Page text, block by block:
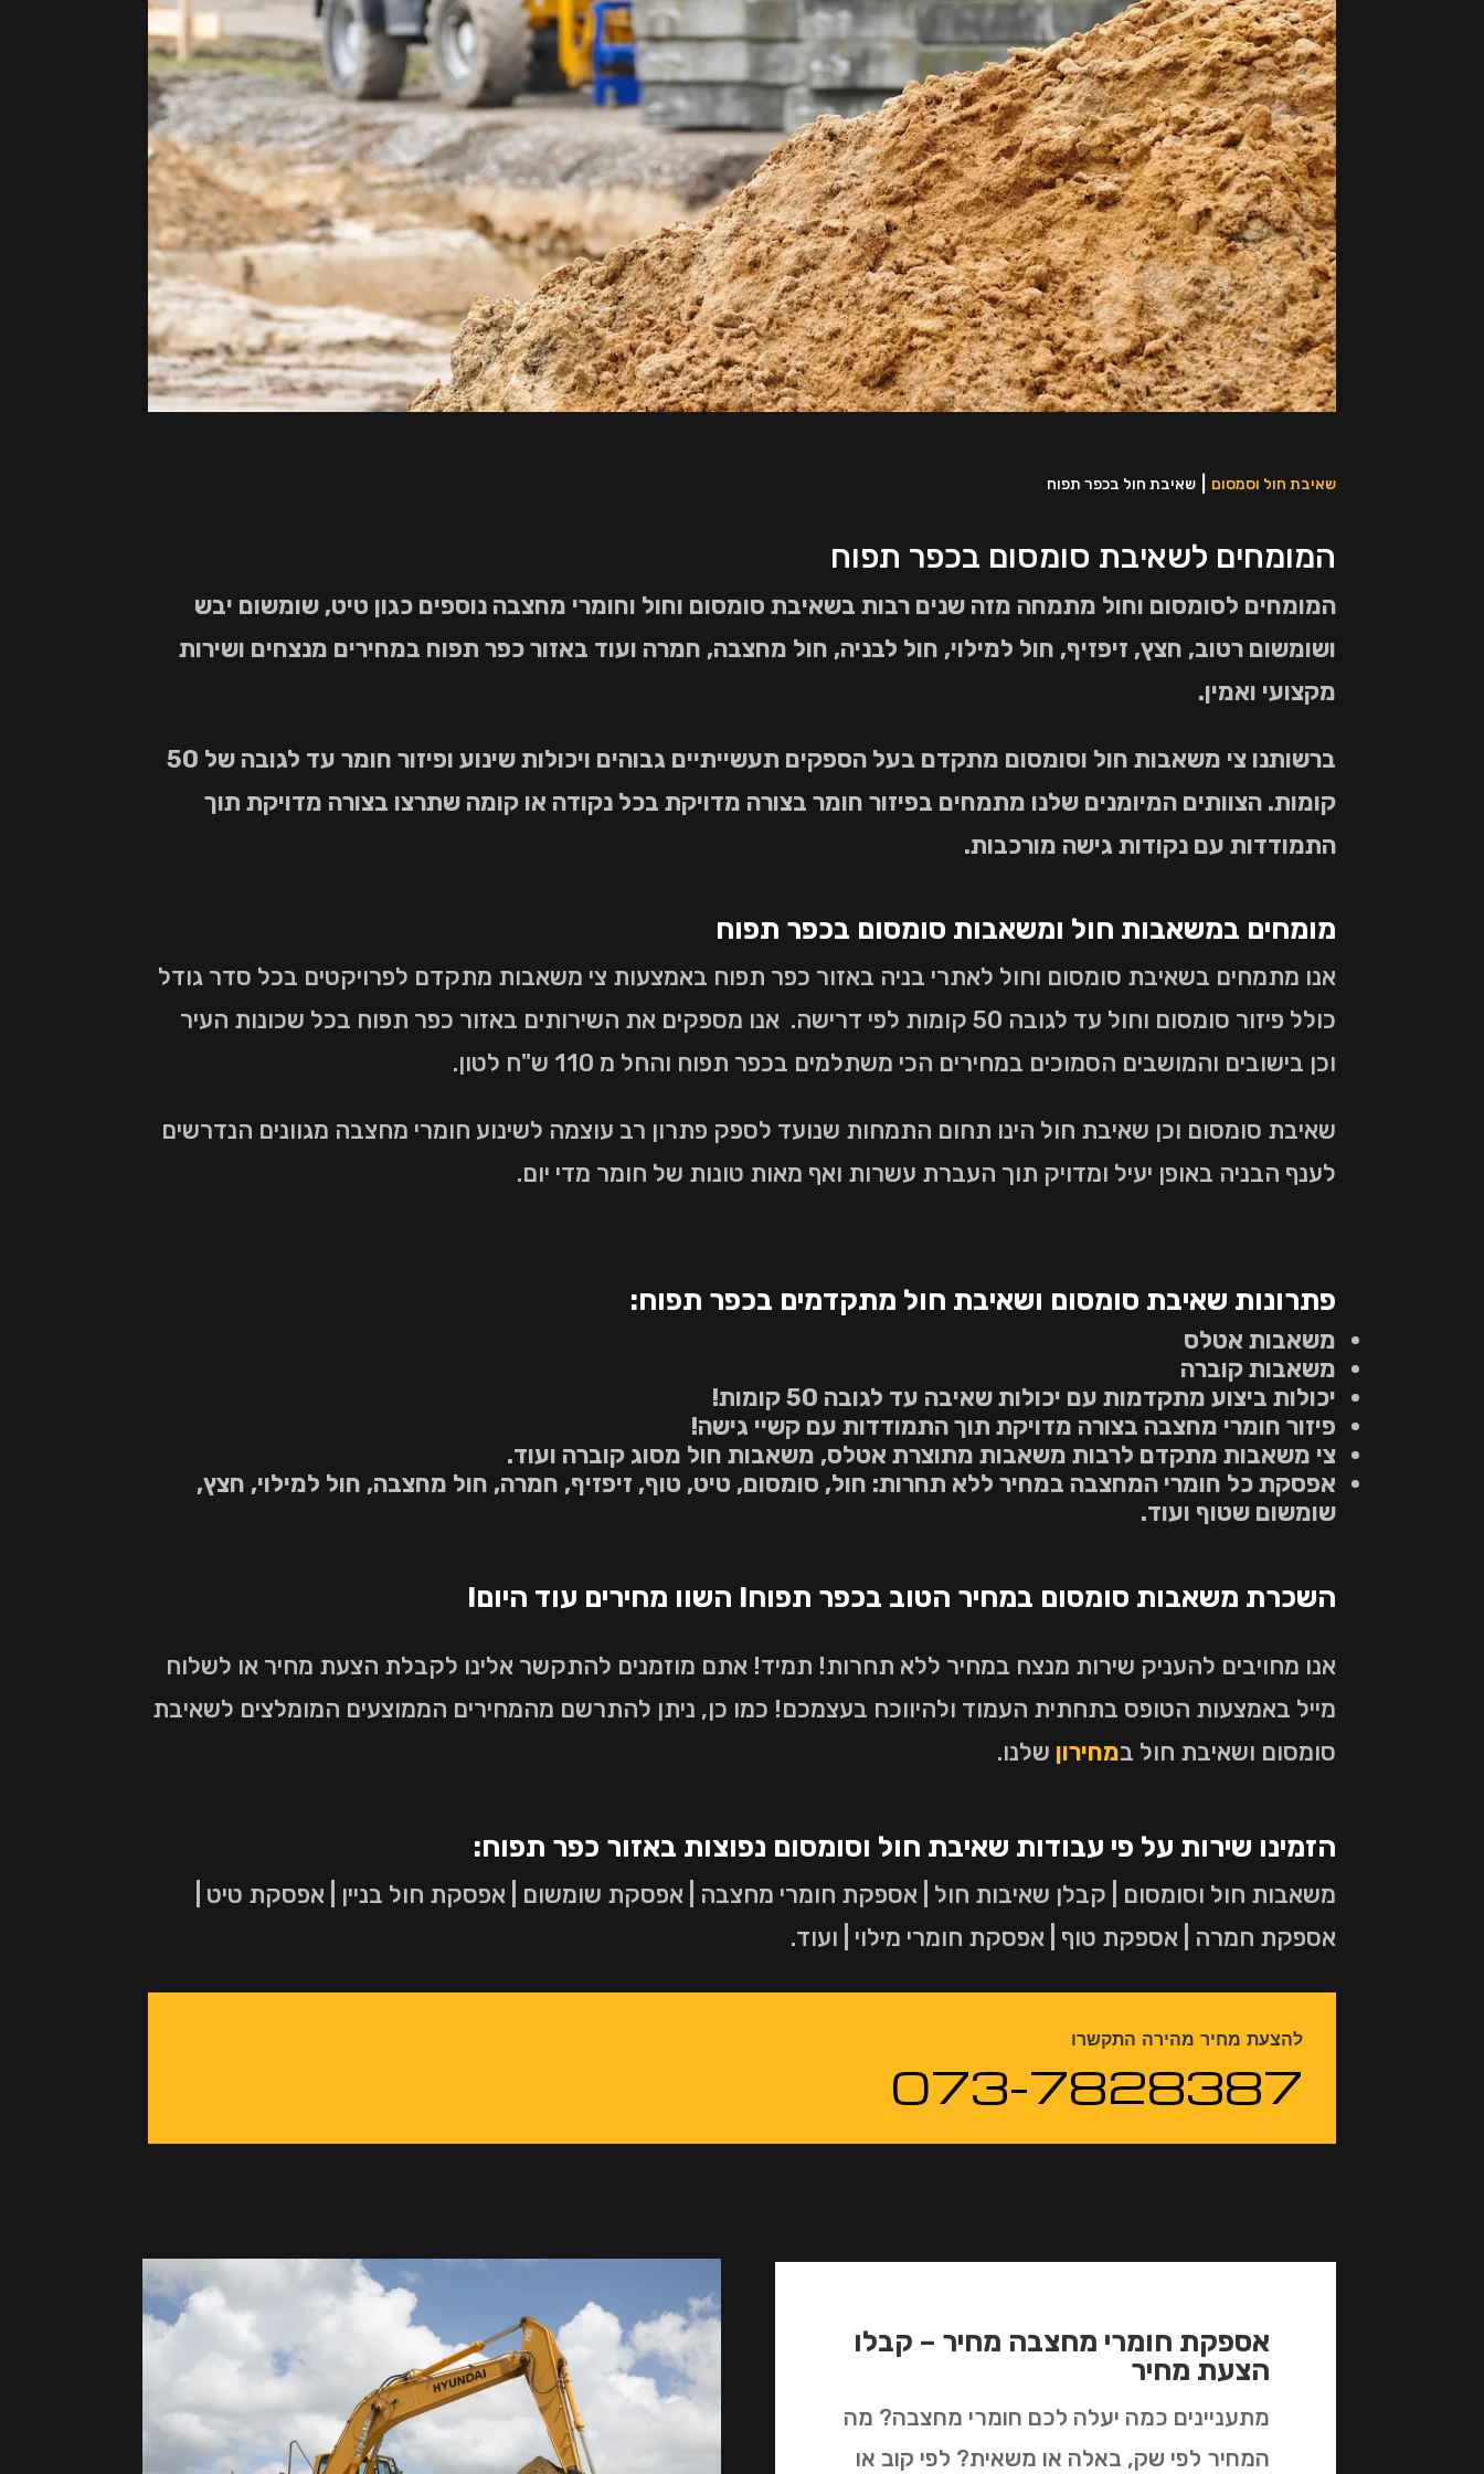
שאיבת חול וסמסום שאיבת חול בכפר תפוח
המומחים לשאיבת סומסום בכפר תפוח
המומחים לסומסום וחול מתמחה מזה שנים רבות בשאיבת סומסום וחול וחומרי מחצבה נוספים כגון טיט, שומשום יבש
ושומשום רטוב, חצץ, זיפזיף, חול למילוי, חול לבניה, חול מחצבה, חמרה ועוד באזור כפר תפוח במחירים מנצחים ושירות
מקצועי ואמין.
ברשותנו צי משאבות חול וסומסום מתקדם בעל הספקים תעשייתיים גבוהים ויכולות שינוע ופיזור חומר עד לגובה של 50
קומות. הצוותים המיומנים שלנו מתמחים בפיזור חומר בצורה מדויקת בכל נקודה או קומה שתרצו בצורה מדויקת תוך
התמודדות עם נקודות גישה מורכבות.
מומחים במשאבות חול ומשאבות סומסום בכפר תפוח
אנו מתמחים בשאיבת סומסום וחול לאתרי בניה באזור כפר תפוח באמצעות צי משאבות מתקדם לפרויקטים בכל סדר גודל
כולל פיזור סומסום וחול עד לגובה 50 קומות לפי דרישה. אנו מספקים את השירותים באזור כפר תפוח בכל שכונות העיר
וכן בישובים והמושבים הסמוכים במחירים הכי משתלמים בכפר תפוח והחל מ 110 ש"ח לטון.
שאיבת סומסום וכן שאיבת חול הינו תחום התמחות שנועד לספק פתרון רב עוצמה לשינוע חומרי מחצבה מגוונים הנדרשים
לענף הבניה באופן יעיל ומדויק תוך העברת עשרות ואף מאות טונות של חומר מדי יום.
פתרונות שאיבת סומסום ושאיבת חול מתקדמים בכפר תפוח:
משאבות אטלס
משאבות קוברה
יכולות ביצוע מתקדמות עם יכולות שאיבה עד לגובה 50 קומות!
פיזור חומרי מחצבה בצורה מדויקת תוך התמודדות עם קשיי גישה!
צי משאבות מתקדם לרבות משאבות מתוצרת אטלס, משאבות חול מסוג קוברה ועוד.
אפסקת כל חומרי המחצבה במחיר ללא תחרות: חול, סומסום, טיט, טוף, זיפזיף, חמרה, חול מחצבה, חול למילוי, חצץ,
שומשום שטוף ועוד.
השכרת משאבות סומסום במחיר הטוב בכפר תפוח! השוו מחירים עוד היום!
אנו מחויבים להעניק שירות מנצח במחיר ללא תחרות! תמיד! אתם מוזמנים להתקשר אלינו לקבלת הצעת מחיר או לשלוח
מייל באמצעות הטופס בתחתית העמוד ולהיווכח בעצמכם! כמו כן, ניתן להתרשם מהמחירים הממוצעים המומלצים לשאיבת
סומסום ושאיבת חול במחירון שלנו.
הזמינו שירות על פי עבודות שאיבת חול וסומסום נפוצות באזור כפר תפוח:
משאבות חול וסומסום | קבלן שאיבות חול | אספקת חומרי מחצבה | אפסקת שומשום | אפסקת חול בניין | אפסקת טיט |
אספקת חמרה | אספקת טוף | אפסקת חומרי מילוי | ועוד.
להצעת מחיר מהירה התקשרו
073-7828387
אספקת חומרי מחצבה מחיר – קבלו
הצעת מחיר
מתעניינים כמה יעלה לכם חומרי מחצבה? מה
המחיר לפי שק, באלה או משאית? לפי קוב או